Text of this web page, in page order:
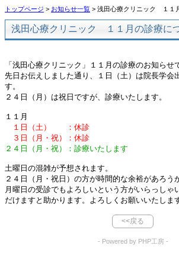
トップページ > お知らせ一覧 > 浅田心療クリニック １１
浅田心療クリニック １１月の診療に
「浅田心療クリニック」１１月の診療のお知らせ
先日お伝えしました通り、１日（土）は院長学会
す。
２４日（月）は祝日ですが、診療いたします。
１１月
１日（土） ：休診
３日（月・祝）：休診
２４日（月・祝）：診療いたします
土曜日の混雑が予想されます。
２４日（月・祝日）の方が時間的な余裕があろう
月曜日の受診でもよろしいという方がいらっしゃ
だけますと助かります。よろしくお願いいたしま
<<戻る
- Powered by PHP工房 -